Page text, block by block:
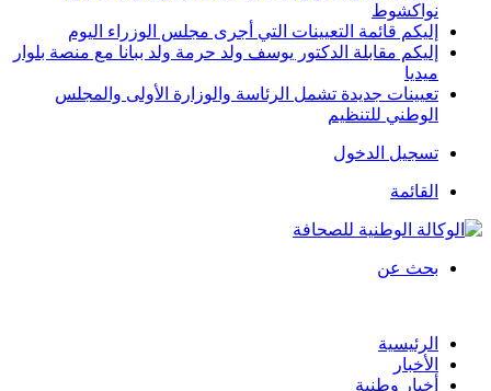
نواكشوط
إليكم قائمة التعيينات التي أجرى مجلس الوزراء اليوم
إليكم مقابلة الدكتور يوسف ولد حرمة ولد ببانا مع منصة بلوار
ميديا
تعيينات جديدة تشمل الرئاسة والوزارة الأولى والمجلس
الوطني للتنظيم
تسجيل الدخول
القائمة
بحث عن
الرئيسية
الأخبار
أخبار وطنية